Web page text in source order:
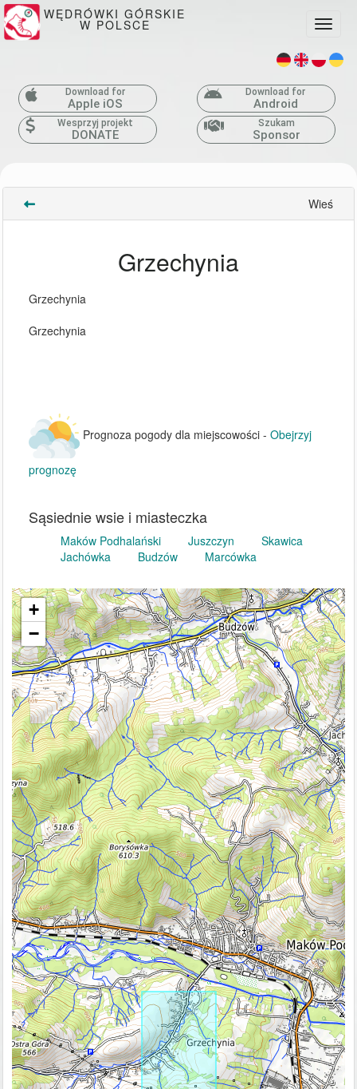
WĘDRÓWKI GÓRSKIE
W POLSCE
Download for
Apple iOS
Download for
Android
Wesprzyj projekt
DONATE
Szukam
Sponsor
Wieś
Grzechynia
Grzechynia
Grzechynia
Prognoza pogody dla miejscowości - Obejrzyj
prognozę
Sąsiednie wsie i miasteczka
Maków Podhalański Juszczyn
Skawica
Jachówka
Budzów Marcówka
+
−